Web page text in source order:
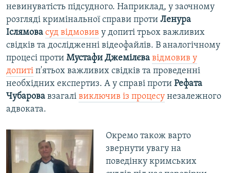
невинуватість підсудного. Наприклад, у заочному
розгляді кримінальної справи проти Ленура
Іслямова суд відмовив у допиті трьох важливих
свідків та дослідженні відеофайлів. В аналогічному
процесі проти Мустафи Джемілєва відмовив у
допиті п'ятьох важливих свідків та проведенні
необхідних експертиз. А у справі проти Рефата
Чубарова взагалі виключив із процесу незалежного
адвоката.
Окремо також варто
звернути увагу на
поведінку кримських